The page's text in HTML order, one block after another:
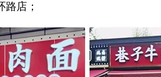
路店；